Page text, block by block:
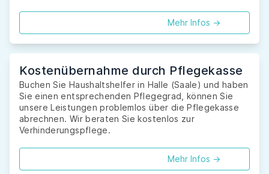
Mehr Infos ->
Kostenübernahme durch Pflegekasse
Buchen Sie Haushaltshelfer in Halle (Saale) und haben
Sie einen entsprechenden Pflegegrad, können Sie
unsere Leistungen problemlos über die Pflegekasse
abrechnen. Wir beraten Sie kostenlos zur
Verhinderungspflege.
Mehr Infos ->